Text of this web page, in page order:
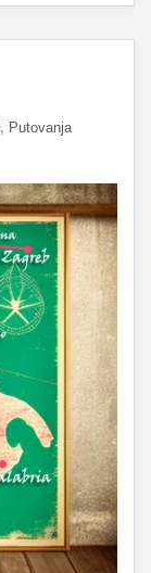
Putovanja